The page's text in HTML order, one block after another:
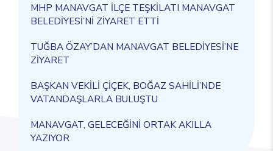
MHP MANAVGAT İLÇE TEŞKİLATI MANAVGAT
BELEDİYESİ’Nİ ZİYARET ETTİ
TUĞBA ÖZAY’DAN MANAVGAT BELEDİYESİ’NE
ZİYARET
BAŞKAN VEKİLİ ÇİÇEK, BOĞAZ SAHİLİ’NDE
VATANDAŞLARLA BULUŞTU
MANAVGAT, GELECEĞİNİ ORTAK AKILLA
YAZIYOR